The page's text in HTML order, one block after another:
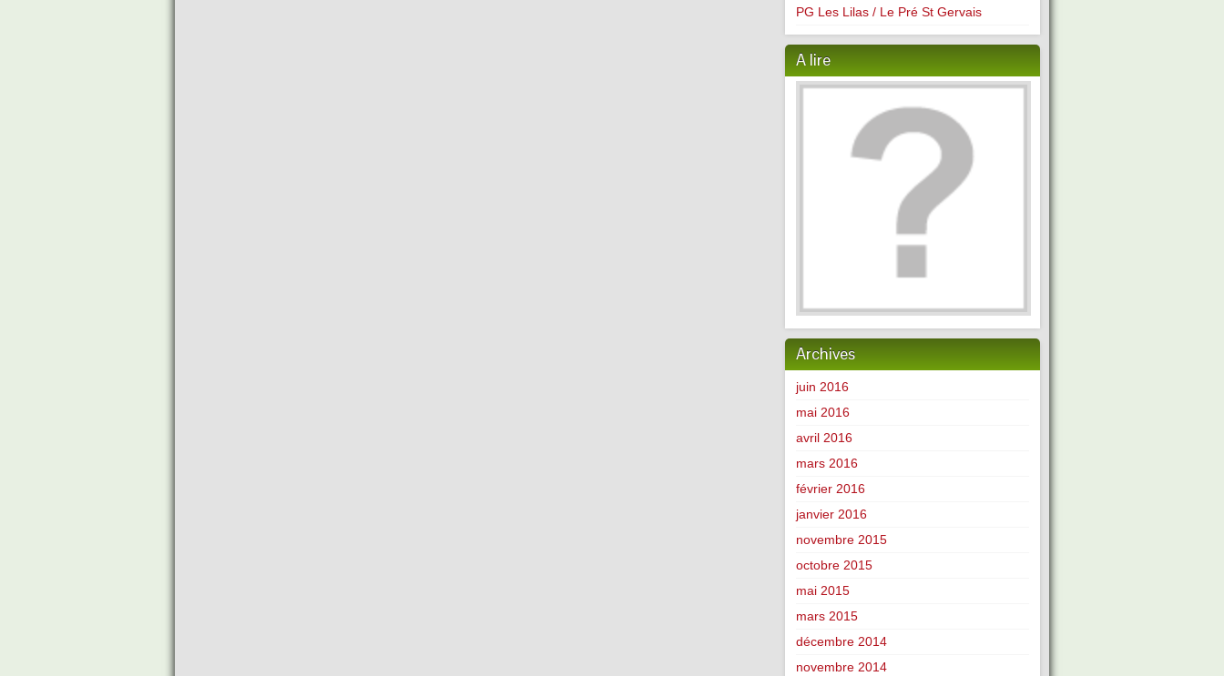
PG Les Lilas / Le Pré St Gervais
A lire
Archives
juin 2016
mai 2016
avril 2016
mars 2016
février 2016
janvier 2016
novembre 2015
octobre 2015
mai 2015
mars 2015
décembre 2014
novembre 2014